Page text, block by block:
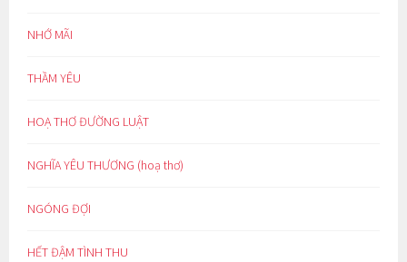
NHỚ MÃI
THẦM YÊU
HOẠ THƠ ĐƯỜNG LUẬT
NGHĨA YÊU THƯƠNG (hoạ thơ)
NGÓNG ĐỢI
HẾT ĐẬM TÌNH THU